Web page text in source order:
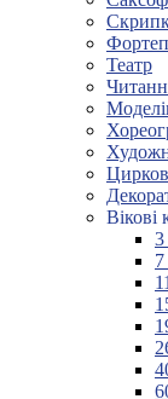
Театр
Вікові
3